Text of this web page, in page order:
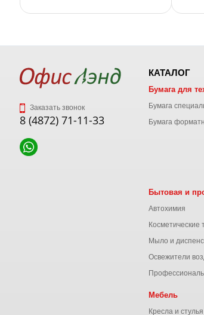
Заказать звонок
8 (4872) 71-11-33
КАТАЛОГ
Бумага для
Бумага
Бумага
Бытовая и
Автохимия
Косметические
Мыло и
Освежители
Мебель
Кресла и